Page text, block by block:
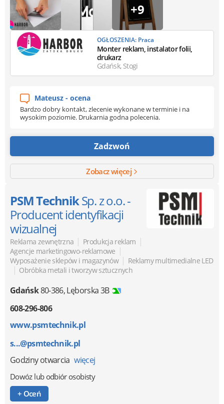
+9
OGŁOSZENIA: Praca
Monter reklam, instalator folii,
drukarz
Gdańsk, Stogi
Mateusz - ocena
Bardzo dobry kontakt, zlecenie wykonane w terminie i na
wysokim poziomie. Drukarnia godna polecenia.
Zadzwoń
Zobacz więcej
PSM TechnikSp. z o.o. -
Producent identyfikacji
wizualnej
Reklama zewnętrzna | Produkcja reklam |
Agencje marketingowo-reklamowe |
Wyposażenie sklepów i magazynów | Reklamy multimedialne LED
| Obróbka metali i tworzyw sztucznych
Gdańsk80-386,Lęborska 3B
608-296-806
www.psmtechnik.pl
s...@psmtechnik.pl
Godziny otwarcia więcej
Dowóz lub odbiór osobisty
+ Oceń